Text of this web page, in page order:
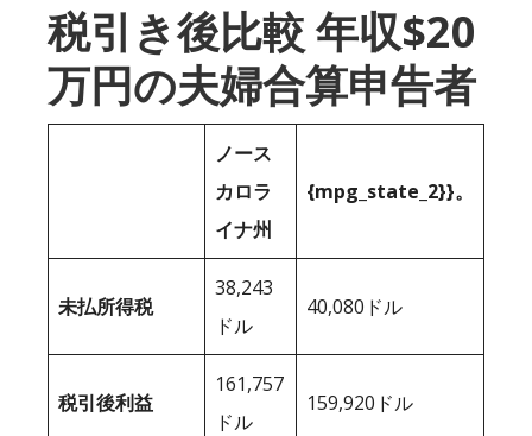
税引き後比較 年収$20
万円の夫婦合算申告者
ノース
カロラ
イナ州
{mpg_state_2}}。
未払所得税
38,243
ドル
40,080ドル
税引後利益
161,757
ドル
159,920ドル